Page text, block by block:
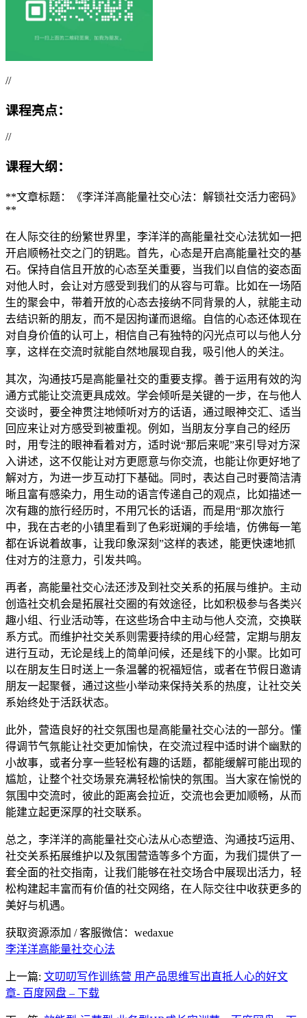
//
课程亮点：
//
课程大纲：
**文章标题：《李洋洋高能量社交心法：解锁社交活力密码》
**
在人际交往的纷繁世界里，李洋洋的高能量社交心法犹如一把
开启顺畅社交之门的钥匙。首先，心态是开启高能量社交的基
石。保持自信且开放的心态至关重要，当我们以自信的姿态面
对他人时，会让对方感受到我们的从容与可靠。比如在一场陌
生的聚会中，带着开放的心态去接纳不同背景的人，就能主动
去结识新的朋友，而不是因拘谨而退缩。自信的心态还体现在
对自身价值的认可上，相信自己有独特的闪光点可以与他人分
享，这样在交流时就能自然地展现自我，吸引他人的关注。
其次，沟通技巧是高能量社交的重要支撑。善于运用有效的沟
通方式能让交流更具成效。学会倾听是关键的一步，在与他人
交谈时，要全神贯注地倾听对方的话语，通过眼神交汇、适当
回应来让对方感受到被重视。例如，当朋友分享自己的经历
时，用专注的眼神看着对方，适时说“那后来呢”来引导对方深
入讲述，这不仅能让对方更愿意与你交流，也能让你更好地了
解对方，为进一步互动打下基础。同时，表达自己时要简洁清
晰且富有感染力，用生动的语言传递自己的观点，比如描述一
次有趣的旅行经历时，不用冗长的话语，而是用“那次旅行
中，我在古老的小镇里看到了色彩斑斓的手绘墙，仿佛每一笔
都在诉说着故事，让我印象深刻”这样的表述，能更快速地抓
住对方的注意力，引发共鸣。
再者，高能量社交心法还涉及到社交关系的拓展与维护。主动
创造社交机会是拓展社交圈的有效途径，比如积极参与各类兴
趣小组、行业活动等，在这些场合中主动与他人交流，交换联
系方式。而维护社交关系则需要持续的用心经营，定期与朋友
进行互动，无论是线上的简单问候，还是线下的小聚。比如可
以在朋友生日时送上一条温馨的祝福短信，或者在节假日邀请
朋友一起聚餐，通过这些小举动来保持关系的热度，让社交关
系始终处于活跃状态。
此外，营造良好的社交氛围也是高能量社交心法的一部分。懂
得调节气氛能让社交更加愉快，在交流过程中适时讲个幽默的
小故事，或者分享一些轻松有趣的话题，都能缓解可能出现的
尴尬，让整个社交场景充满轻松愉快的氛围。当大家在愉悦的
氛围中交流时，彼此的距离会拉近，交流也会更加顺畅，从而
能建立起更深厚的社交联系。
总之，李洋洋的高能量社交心法从心态塑造、沟通技巧运用、
社交关系拓展维护以及氛围营造等多个方面，为我们提供了一
套全面的社交指南，让我们能够在社交场合中展现出活力，轻
松构建起丰富而有价值的社交网络，在人际交往中收获更多的
美好与机遇。
获取资源添加 / 客服微信：wedaxue
李洋洋高能量社交心法
上一篇: 文叨叨写作训练营 用产品思维写出直抵人心的好文
章- 百度网盘 – 下载